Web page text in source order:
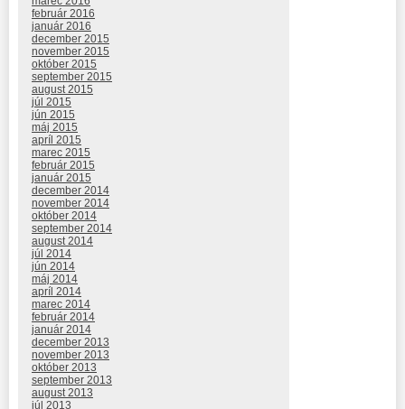
február 2016
január 2016
december 2015
november 2015
október 2015
september 2015
august 2015
júl 2015
jún 2015
máj 2015
apríl 2015
marec 2015
február 2015
január 2015
december 2014
november 2014
október 2014
september 2014
august 2014
júl 2014
jún 2014
máj 2014
apríl 2014
marec 2014
február 2014
január 2014
december 2013
november 2013
október 2013
september 2013
august 2013
júl 2013